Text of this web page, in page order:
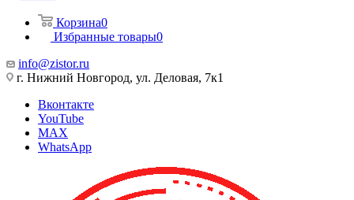
Корзина0
Избранные товары0
info@zistor.ru
г. Нижний Новгород, ул. Деловая, 7к1
Вконтакте
YouTube
MAX
WhatsApp